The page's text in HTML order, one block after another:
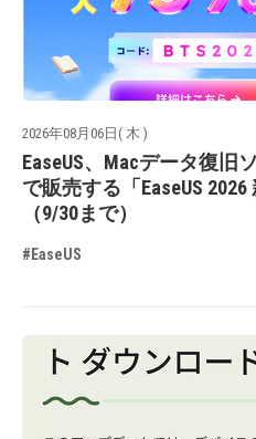
2026年08月06日( 木 )
EaseUS、Macデータ復旧
で販売する「EaseUS
（9/30まで）
#EaseUS